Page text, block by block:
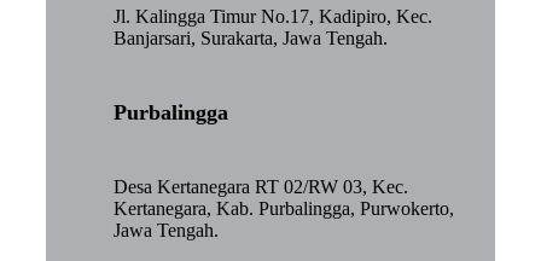
Jl. Kalingga Timur No.17, Kadipiro, Kec.
Banjarsari, Surakarta, Jawa Tengah.
Purbalingga
Desa Kertanegara RT 02/RW 03, Kec.
Kertanegara, Kab. Purbalingga, Purwokerto,
Jawa Tengah.